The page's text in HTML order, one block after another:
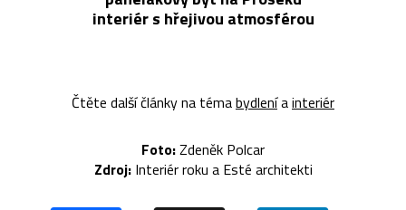
interiér s hřejivou atmosférou
Čtěte další články na témabydleníainteriér
Foto:Zdeněk Polcar
Zdroj: Interiér roku a Esté architekti